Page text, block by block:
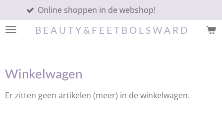
direct
naar
B E A U T Y & F E E T B O L S W A R D
shoppen in de webshop!
Winkelwagen
Er zitten geen artikelen (meer) in de winkelwagen.